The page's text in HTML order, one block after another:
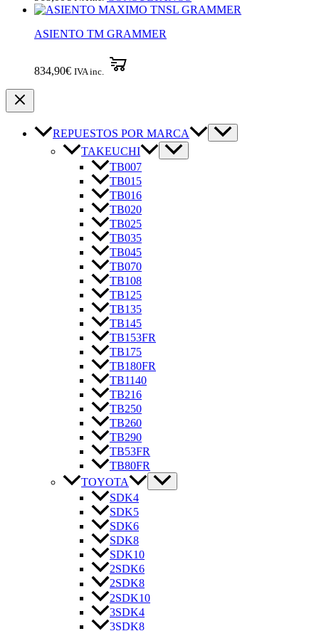
ASIENTO TM GRAMMER
834,90€ IVA inc.
REPUESTOS POR MARCA
TAKEUCHI
TB007
TB015
TB016
TB020
TB025
TB035
TB045
TB070
TB108
TB125
TB135
TB145
TB153FR
TB175
TB180FR
TB1140
TB216
TB250
TB260
TB290
TB53FR
TB80FR
TOYOTA
SDK4
SDK5
SDK6
SDK8
SDK10
2SDK6
2SDK8
2SDK10
3SDK4
3SDK8